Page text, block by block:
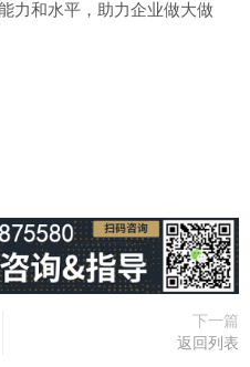
力和水平，助力企业做大做
下一篇
返回列表